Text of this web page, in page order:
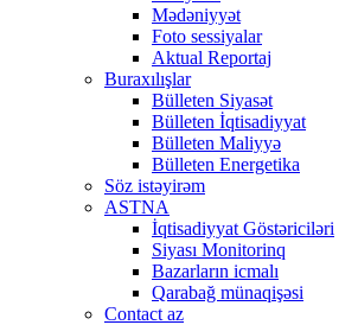
Mədəniyyət
Foto sessiyalar
Aktual Reportaj
Buraxılışlar
Bülleten Siyasət
Bülleten İqtisadiyyat
Bülleten Maliyyə
Bülleten Energetika
Söz istəyirəm
ASTNA
İqtisadiyyat Göstəriciləri
Siyası Monitorinq
Bazarların icmalı
Qarabağ münaqişəsi
Contact az